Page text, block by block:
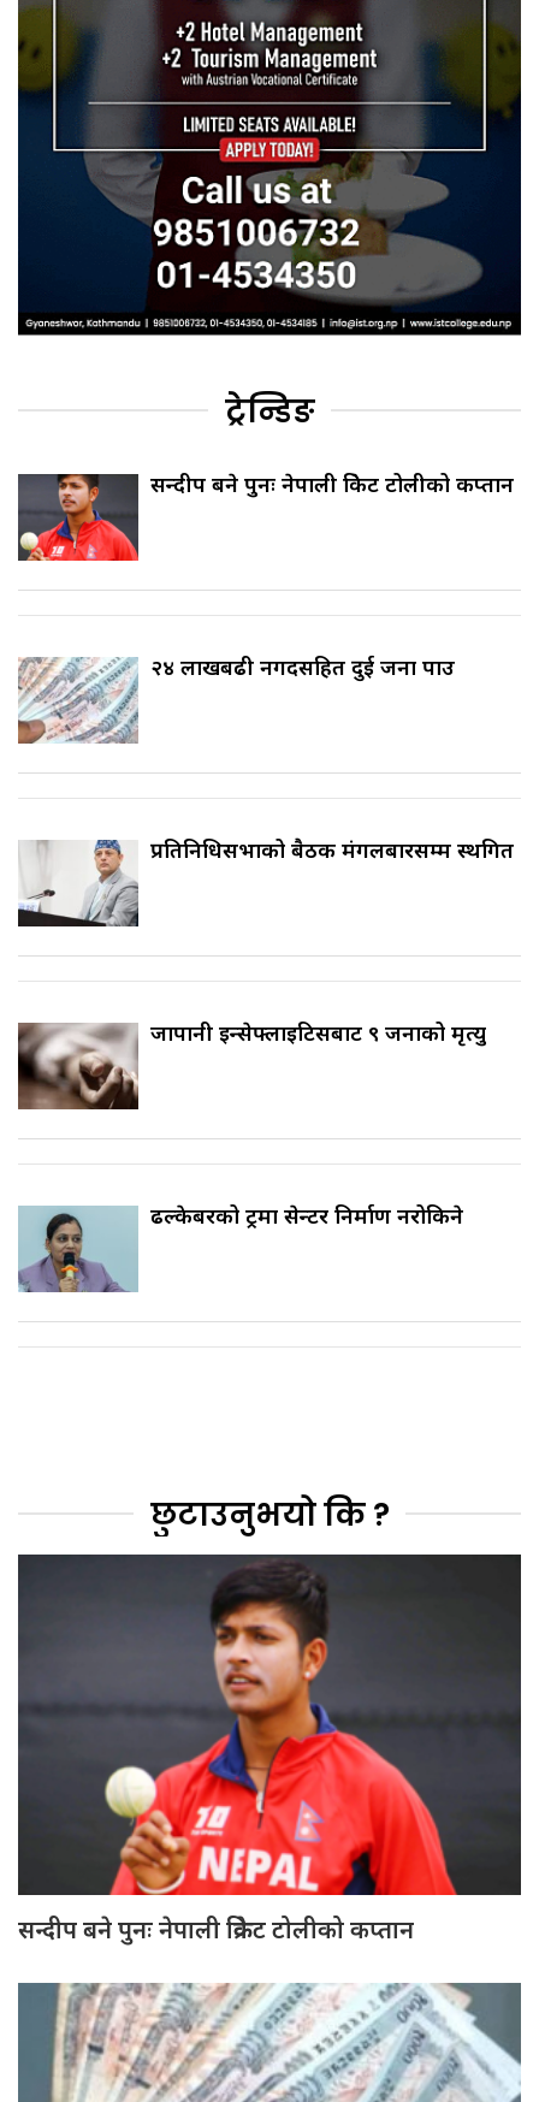
ट्रेन्डिङ
सन्दीप बने पुनः नेपाली क्रिकेट टोलीको कप्तान
२४ लाखबढी नगदसहित दुई जना पक्राउ
प्रतिनिधिसभाको बैठक मंगलबारसम्म स्थगित
जापानी इन्सेफ्लाइटिसबाट ९ जनाको मृत्यु
ढल्केबरको ट्रमा सेन्टर निर्माण नरोकिने
छुटाउनुभयो कि ?
सन्दीप बने पुनः नेपाली क्रिकेट टोलीको कप्तान